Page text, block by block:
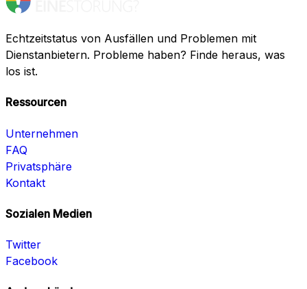
Echtzeitstatus von Ausfällen und Problemen mit
Dienstanbietern. Probleme haben? Finde heraus, was
los ist.
Ressourcen
Unternehmen
FAQ
Privatsphäre
Kontakt
Sozialen Medien
Twitter
Facebook